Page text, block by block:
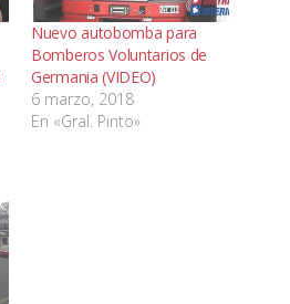
Nuevo autobomba para
Bomberos Voluntarios de
Germania (VIDEO)
6 marzo, 2018
En «Gral. Pinto»